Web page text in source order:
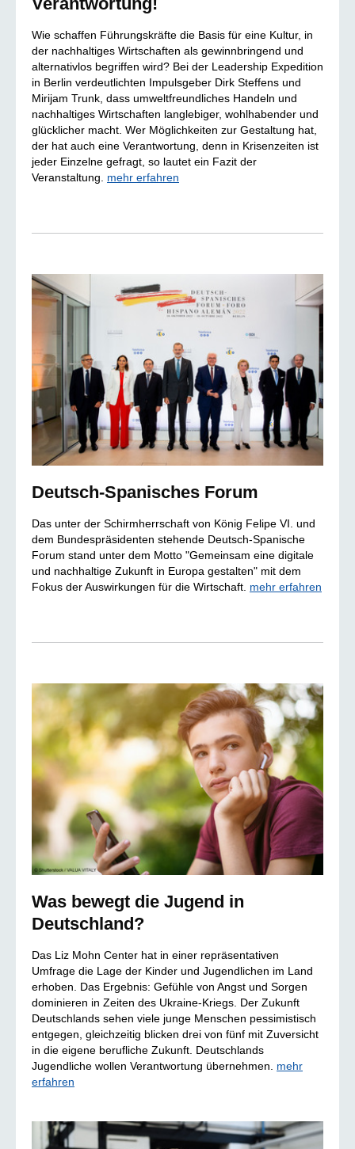
Wie schaffen Führungskräfte die Basis für eine Kultur, in
der nachhaltiges Wirtschaften als gewinnbringend und
alternativlos begriffen wird? Bei der Leadership Expedition
in Berlin verdeutlichten Impulsgeber Dirk Steffens und
Mirijam Trunk, dass umweltfreundliches Handeln und
nachhaltiges Wirtschaften langlebiger, wohlhabender und
glücklicher macht. Wer Möglichkeiten zur Gestaltung hat,
der hat auch eine Verantwortung, denn in Krisenzeiten ist
jeder Einzelne gefragt, so lautet ein Fazit der
Veranstaltung. mehr erfahren
Deutsch-Spanisches Forum
Das unter der Schirmherrschaft von König Felipe VI. und
dem Bundespräsidenten stehende Deutsch-Spanische
Forum stand unter dem Motto "Gemeinsam eine digitale
und nachhaltige Zukunft in Europa gestalten" mit dem
Fokus der Auswirkungen für die Wirtschaft. mehr erfahren
Was bewegt die Jugend in
Deutschland?
Das Liz Mohn Center hat in einer repräsentativen
Umfrage die Lage der Kinder und Jugendlichen im Land
erhoben. Das Ergebnis: Gefühle von Angst und Sorgen
dominieren in Zeiten des Ukraine-Kriegs. Der Zukunft
Deutschlands sehen viele junge Menschen pessimistisch
entgegen, gleichzeitig blicken drei von fünf mit Zuversicht
in die eigene berufliche Zukunft. Deutschlands
Jugendliche wollen Verantwortung übernehmen. mehr
erfahren